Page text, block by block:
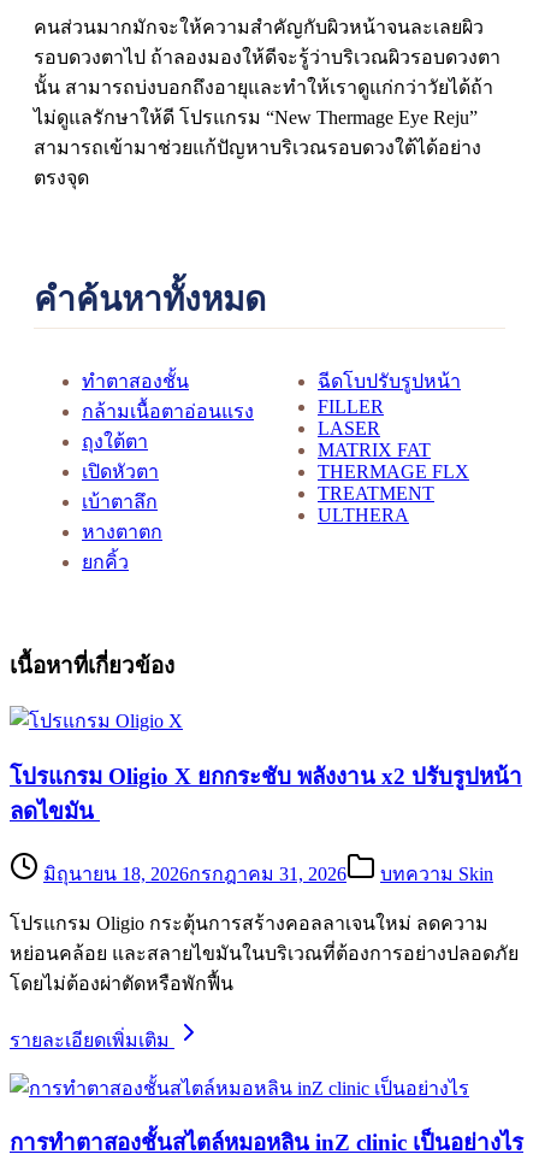
คนส่วนมากมักจะให้ความสำคัญกับผิวหน้าจนละเลยผิว
รอบดวงตาไป ถ้าลองมองให้ดีจะรู้ว่าบริเวณผิวรอบดวงตา
นั้น สามารถบ่งบอกถึงอายุและทำให้เราดูแก่กว่าวัยได้ถ้า
ไม่ดูแลรักษาให้ดี โปรแกรม “New Thermage Eye Reju”
สามารถเข้ามาช่วยแก้ปัญหาบริเวณรอบดวงใต้ได้อย่าง
ตรงจุด
คำค้นหาทั้งหมด
ทำตาสองชั้น
กล้ามเนื้อตาอ่อนแรง
ถุงใต้ตา
เปิดหัวตา
เบ้าตาลึก
หางตาตก
ยกคิ้ว
ฉีดโบปรับรูปหน้า
FILLER
LASER
MATRIX FAT
THERMAGE FLX
TREATMENT
ULTHERA
เนื้อหาที่เกี่ยวข้อง
โปรแกรม Oligio X ยกกระชับ พลังงาน x2 ปรับรูปหน้า
ลดไขมัน
มิถุนายน 18, 2026กรกฎาคม 31, 2026 บทความ Skin
โปรแกรม Oligio กระตุ้นการสร้างคอลลาเจนใหม่ ลดความ
หย่อนคล้อย และสลายไขมันในบริเวณที่ต้องการอย่างปลอดภัย
โดยไม่ต้องผ่าตัดหรือพักฟื้น
รายละเอียดเพิ่มเติม
การทำตาสองชั้นสไตล์หมอหลิน inZ clinic เป็นอย่างไร